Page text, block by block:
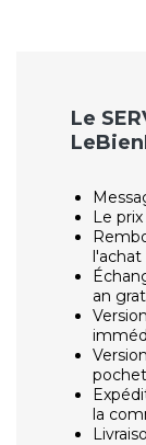
Le
Le
l'achat
an
la